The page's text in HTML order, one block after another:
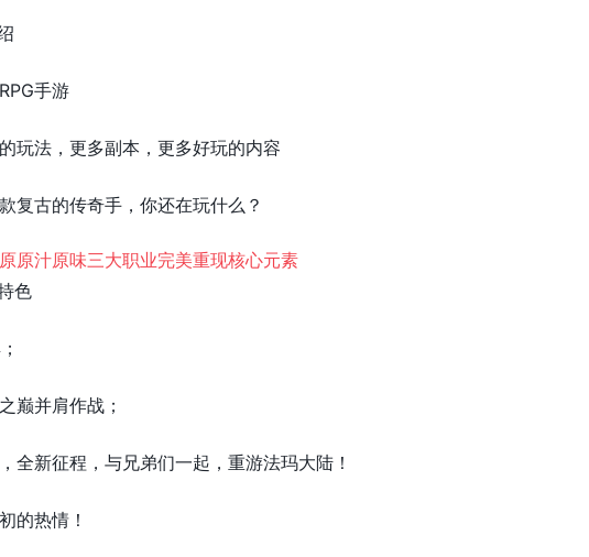
手游
玩法，更多副本，更多好玩的内容
复古的传奇手，你还在玩什么？
色
巅并肩作战；
全新征程，与兄弟们一起，重游法玛大陆！
的热情！